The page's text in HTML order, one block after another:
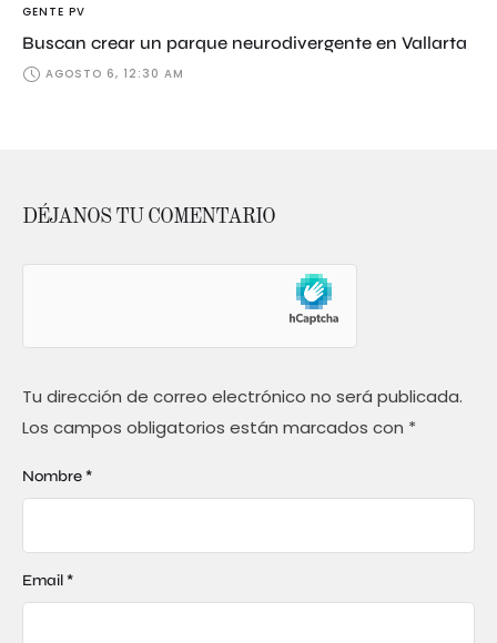
GENTE PV
Buscan crear un parque neurodivergente en Vallarta
AGOSTO 6, 12:30 AM
DÉJANOS TU COMENTARIO
Tu dirección de correo electrónico no será publicada.
Los campos obligatorios están marcados con *
Nombre *
Email *